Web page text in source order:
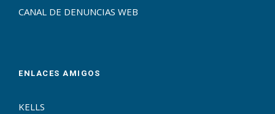
CANAL DE DENUNCIAS WEB
ENLACES AMIGOS
KELLS